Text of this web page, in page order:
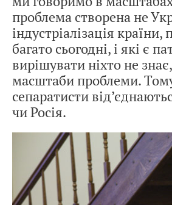
проблема створена не
індустріалізація
багато сьогодні, і які є
вирішувати ніхто не
масштаби проблеми.
сепаратисти
чи Росія.